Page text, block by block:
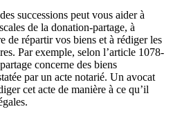
successions peut vous aider à
de la donation-partage, à
de répartir vos biens et à rédiger les
Par exemple, selon l’article 1078-
concerne des biens
par un acte notarié. Un avocat
cet acte de manière à ce qu’il